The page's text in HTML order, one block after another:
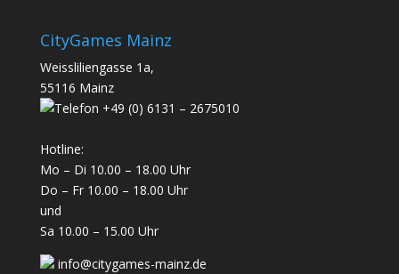
CityGames Mainz
Weissliliengasse 1a,
55116 Mainz
+49 (0) 6131 – 2675010
Hotline:
Mo – Di 10.00 – 18.00 Uhr
Do – Fr 10.00 – 18.00 Uhr
und
Sa 10.00 – 15.00 Uhr
info@citygames-mainz.de